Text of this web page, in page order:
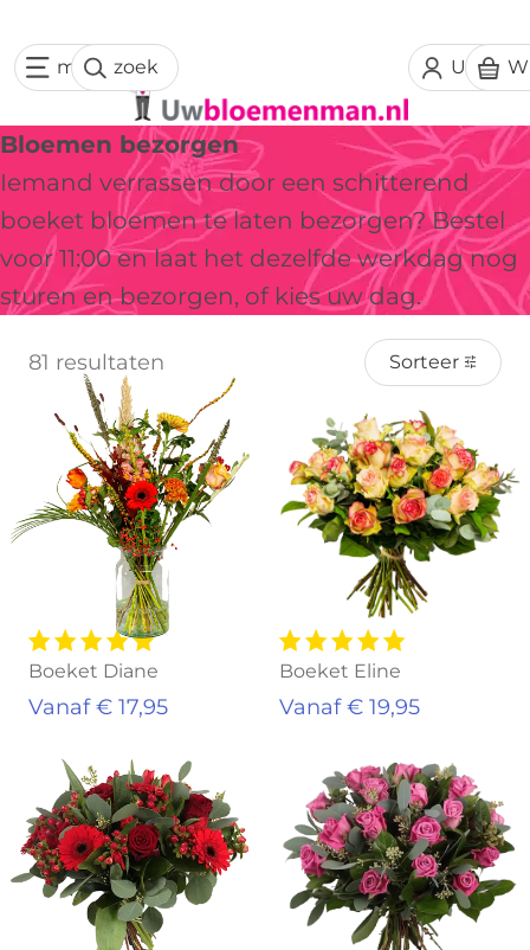
Uw
menuzoek
Bloemen bezorgen
Iemand verrassen door een schitterend
boeket bloemen te laten bezorgen? Bestel
voor 11:00 en laat het dezelfde werkdag nog
sturen en bezorgen, of kies uw dag.
81 resultaten Sorteer
Boeket Diane
Vanaf € 17,95
Boeket Eline
Vanaf € 19,95